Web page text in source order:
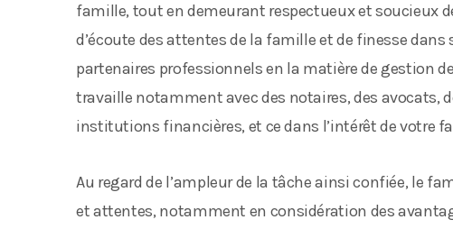
famille, tout en demeurant respectueux et soucieux
d’écoute des attentes de la famille et de finesse
partenaires professionnels en la matière de gestion
travaille notamment avec des notaires, des avocats,
institutions financières, et ce dans l’intérêt de votre
Au regard de l’ampleur de la tâche ainsi confiée, le
et attentes, notamment en considération des